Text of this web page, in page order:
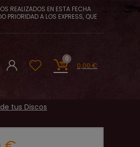
REALIZADOS EN ESTA FECHA
PRIORIDAD A LOS EXPRESS, QUE
0
0,00 €
tus Discos